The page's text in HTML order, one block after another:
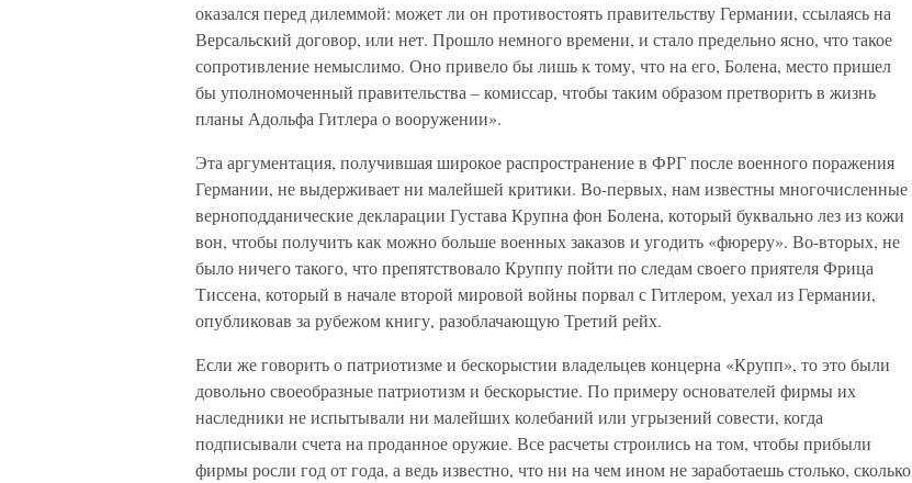
оказался перед дилеммой: может ли он противостоять правительству Германии, ссылаясь на
Версальский договор, или нет. Прошло немного времени, и стало предельно ясно, что такое
сопротивление немыслимо. Оно привело бы лишь к тому, что на его, Болена, место пришел
бы уполномоченный правительства – комиссар, чтобы таким образом претворить в жизнь
планы Адольфа Гитлера о вооружении».
Эта аргументация, получившая широкое распространение в ФРГ после военного поражения
Германии, не выдерживает ни малейшей критики. Во-первых, нам известны многочисленные
верноподданические декларации Густава Крупна фон Болена, который буквально лез из кожи
вон, чтобы получить как можно больше военных заказов и угодить «фюреру». Во-вторых, не
было ничего такого, что препятствовало Круппу пойти по следам своего приятеля Фрица
Тиссена, который в начале второй мировой войны порвал с Гитлером, уехал из Германии,
опубликовав за рубежом книгу, разоблачающую Третий рейх.
Если же говорить о патриотизме и бескорыстии владельцев концерна «Крупп», то это были
довольно своеобразные патриотизм и бескорыстие. По примеру основателей фирмы их
наследники не испытывали ни малейших колебаний или угрызений совести, когда
подписывали счета на проданное оружие. Все расчеты строились на том, чтобы прибыли
фирмы росли год от года, а ведь известно, что ни на чем ином не заработаешь столько, сколько